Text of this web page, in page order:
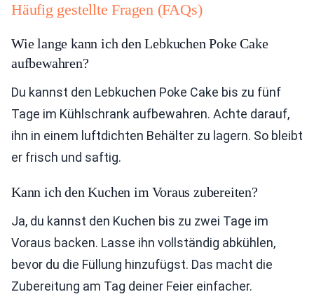
Häufig gestellte Fragen (FAQs)
Wie lange kann ich den Lebkuchen Poke Cake
aufbewahren?
Du kannst den Lebkuchen Poke Cake bis zu fünf
Tage im Kühlschrank aufbewahren. Achte darauf,
ihn in einem luftdichten Behälter zu lagern. So bleibt
er frisch und saftig.
Kann ich den Kuchen im Voraus zubereiten?
Ja, du kannst den Kuchen bis zu zwei Tage im
Voraus backen. Lasse ihn vollständig abkühlen,
bevor du die Füllung hinzufügst. Das macht die
Zubereitung am Tag deiner Feier einfacher.